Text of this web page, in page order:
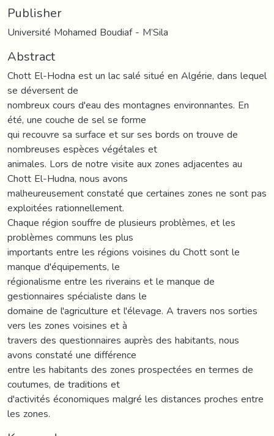
Publisher
Université Mohamed Boudiaf - M’Sila
Abstract
Chott El-Hodna est un lac salé situé en Algérie, dans lequel
se déversent de
nombreux cours d'eau des montagnes environnantes. En
été, une couche de sel se forme
qui recouvre sa surface et sur ses bords on trouve de
nombreuses espèces végétales et
animales. Lors de notre visite aux zones adjacentes au
Chott El-Hudna, nous avons
malheureusement constaté que certaines zones ne sont pas
exploitées rationnellement.
Chaque région souffre de plusieurs problèmes, et les
problèmes communs les plus
importants entre les régions voisines du Chott sont le
manque d'équipements, le
régionalisme entre les riverains et le manque de
gestionnaires spécialiste dans le
domaine de l'agriculture et l'élevage. A travers nos sorties
vers les zones voisines et à
travers des questionnaires auprès des habitants, nous
avons constaté une différence
entre les habitants des zones prospectées en termes de
coutumes, de traditions et
d'activités économiques malgré les distances proches entre
les zones.